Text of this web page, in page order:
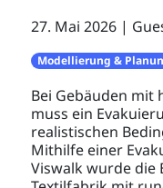
27. Mai 2026
Modellierung &
Bei Gebäuden mit
muss ein
realistischen
Mithilfe einer
Viswalk wurde die